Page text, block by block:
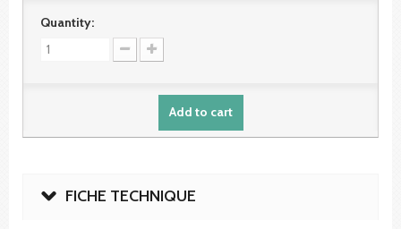
Quantity:
Add to cart
FICHE TECHNIQUE